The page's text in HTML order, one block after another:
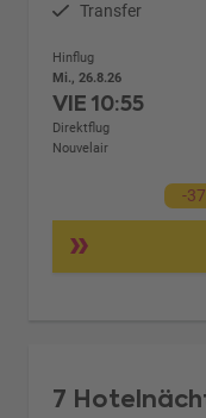
Transfer
Hinflug
Mi., 26.8.26
VIE10:55
Direktflug
Nouvelair
-
7